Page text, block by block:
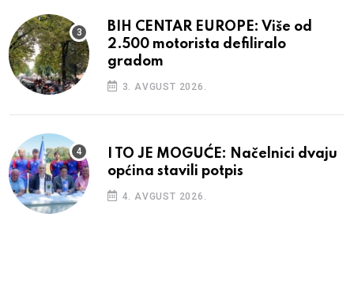
BIH CENTAR EUROPE: Više od
2.500 motorista defiliralo
gradom
3. AVGUST 2026.
I TO JE MOGUĆE: Načelnici dvaju
općina stavili potpis
4. AVGUST 2026.